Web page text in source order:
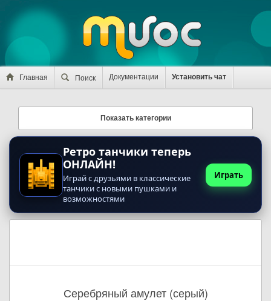
Главная Поиск Документации Установить чат
Показать категории
Ретро танчики теперь
ОНЛАЙН!
Играй с друзьями в классические
танчики с новыми пушками и
возможностями
Играть
Серебряный амулет (серый)